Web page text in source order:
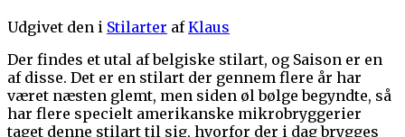
Udgivet den i Stilarter afKlaus
Der findes et utal af belgiske stilart, og Saison er en
af disse. Det er en stilart der gennem flere år har
været næsten glemt, men siden øl bølge begyndte, så
har flere specielt amerikanske mikrobryggerier
taget denne stilart til sig, hvorfor der i dag brygges